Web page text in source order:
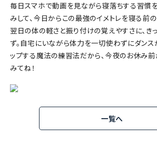
毎日スマホで動画を見ながら寝落ちする習慣
みして、今日からこの最強のイメトレを寝る前
翌日の体の軽さと振り付けの覚えやすさに、き
ず。自宅にいながら体力を一切使わずにダン
ップする魔法の練習法だから、今夜のお休み前
みてね！
一覧へ